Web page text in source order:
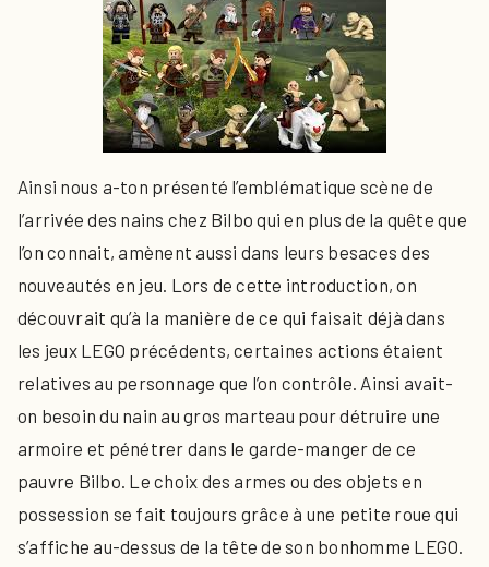
Ainsi nous a-ton présenté l’emblématique scène de
l’arrivée des nains chez Bilbo qui en plus de la quête que
l’on connait, amènent aussi dans leurs besaces des
nouveautés en jeu. Lors de cette introduction, on
découvrait qu’à la manière de ce qui faisait déjà dans
les jeux LEGO précédents, certaines actions étaient
relatives au personnage que l’on contrôle. Ainsi avait-
on besoin du nain au gros marteau pour détruire une
armoire et pénétrer dans le garde-manger de ce
pauvre Bilbo. Le choix des armes ou des objets en
possession se fait toujours grâce à une petite roue qui
s’affiche au-dessus de la tête de son bonhomme LEGO.